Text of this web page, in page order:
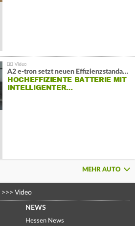
A2 e-tron setzt neuen Effizienzstandard bei Audi
HOCHEFFIZIENTE BATTERIE MIT
INTELLIGENTER…
MEHR AUTO
>>> Video
NEWS
Hessen News